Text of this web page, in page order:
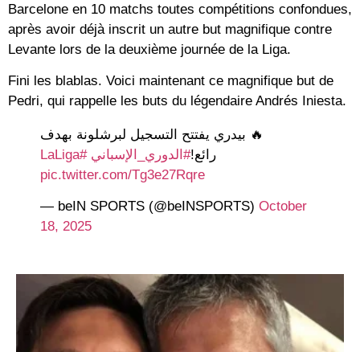
Barcelone en 10 matchs toutes compétitions confondues,
après avoir déjà inscrit un autre but magnifique contre
Levante lors de la deuxième journée de la Liga.
Fini les blablas. Voici maintenant ce magnifique but de
Pedri, qui rappelle les buts du légendaire Andrés Iniesta.
🔥 بيدري يفتتح التسجيل لبرشلونة بهدف
رائع!#الدوري_الإسباني #LaLiga
pic.twitter.com/Tg3e27Rqre
— beIN SPORTS (@beINSPORTS) October
18, 2025